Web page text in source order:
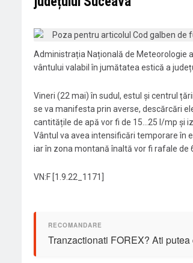
Administrația Națională de Meteorologie
vântului valabil în jumătatea estică a
Vineri (22 mai) în sudul, estul și centrul
se va manifesta prin averse, descărcări
cantitățile de apă vor fi de 15…25 l/mp și
Vântul va avea intensificări temporare în
iar în zona montană înaltă vor fi rafale de
VN:F [1.9.22_1171]
Tranzactionati FOREX? Ati